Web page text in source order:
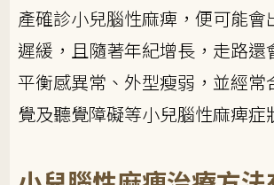
產確診小兒腦性麻痺，便可能會
遲緩，且隨著年紀增長，走路還
平衡感異常、外型瘦弱，並經常
覺及聽覺障礙等小兒腦性麻痺症